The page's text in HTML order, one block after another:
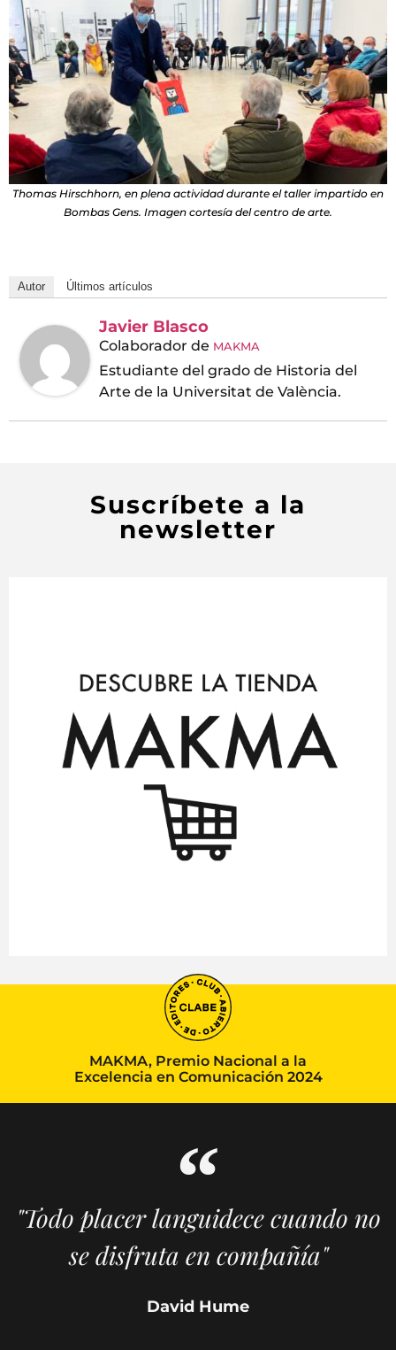
Thomas Hirschhorn, en plena actividad durante el taller impartido en
Bombas Gens. Imagen cortesía del centro de arte.
Autor Últimos artículos
Javier Blasco
Colaborador de MAKMA
Estudiante del grado de Historia del
Arte de la Universitat de València.
Suscríbete a la
newsletter
MAKMA, Premio Nacional a la
Excelencia en Comunicación 2024
"Todo placer languidece cuando no
se disfruta en compañía"
David Hume